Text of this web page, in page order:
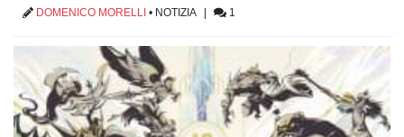
DOMENICO MORELLI • NOTIZIA| 1